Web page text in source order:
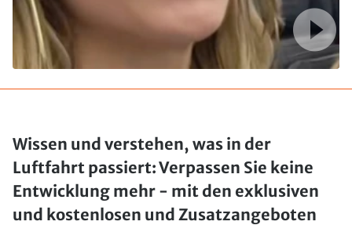
Wissen und verstehen, was in der
Luftfahrt passiert: Verpassen Sie keine
Entwicklung mehr - mit den exklusiven
und kostenlosen und Zusatzangeboten